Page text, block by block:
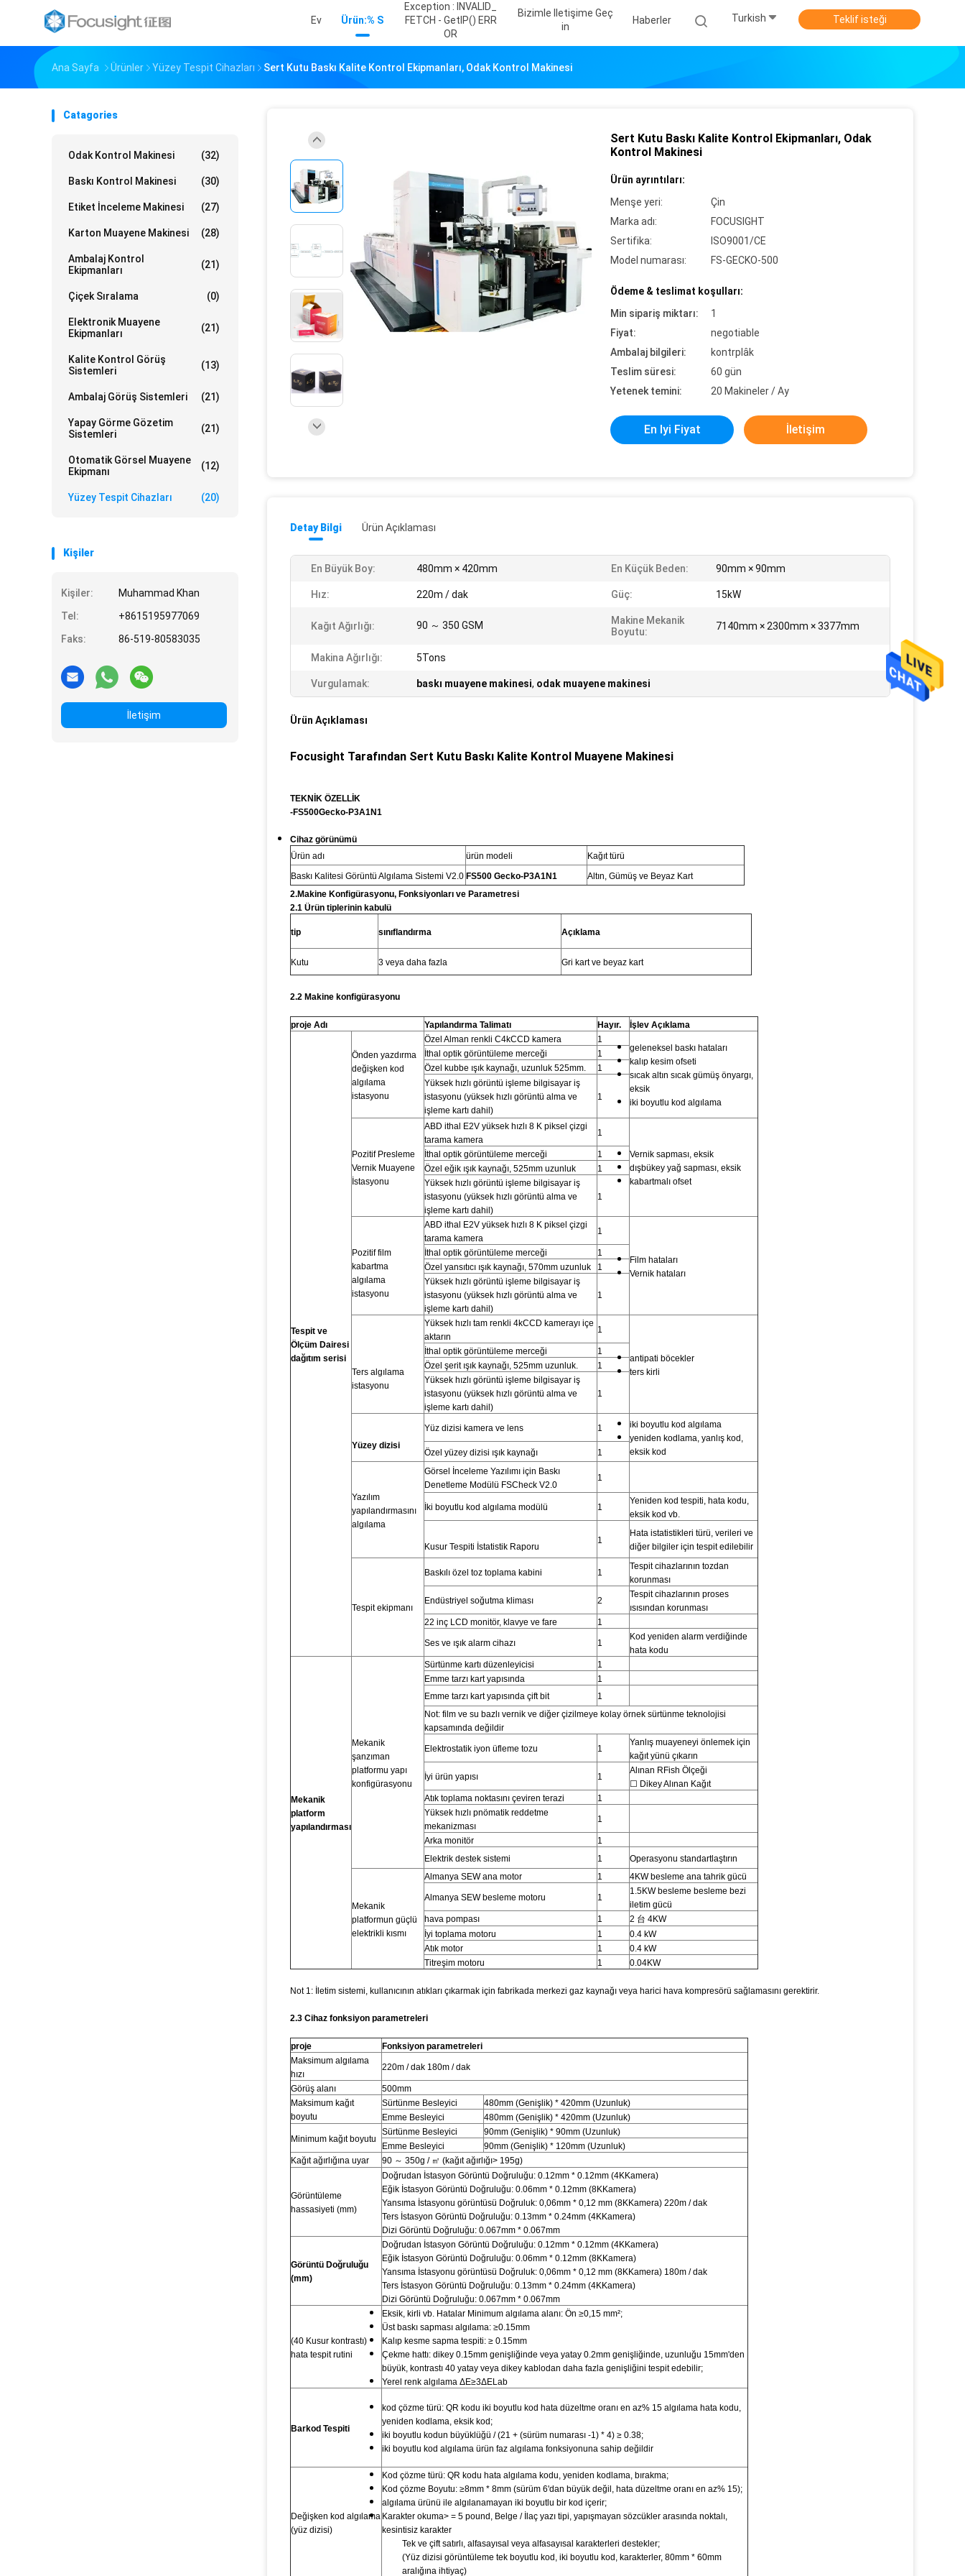
Ev Ürün:% S
Exception : INVALID_
FETCH - GetIP() ERR
OR
Bizimle Iletişime Geç
In
Haberler Turkish Teklif isteği
Ana Sayfa Ürünler Yüzey Tespit Cihazları Sert Kutu Baskı Kalite Kontrol Ekipmanları, Odak Kontrol Makinesi
Catagories
Odak Kontrol Makinesi (32)
Baskı Kontrol Makinesi (30)
Etiket İnceleme Makinesi (27)
Karton Muayene Makinesi (28)
Ambalaj Kontrol
Ekipmanları
(21)
Çiçek Sıralama (0)
Elektronik Muayene
Ekipmanları
(21)
Kalite Kontrol Görüş
Sistemleri
(13)
Ambalaj Görüş Sistemleri (21)
Yapay Görme Gözetim
Sistemleri
(21)
Otomatik Görsel Muayene
Ekipmanı
(12)
Yüzey Tespit Cihazları (20)
Kişiler
Kişiler:
Muhammad Khan
Tel:
+8615195977069
Faks:
86-519-80583035
İletişim
Sert Kutu Baskı Kalite Kontrol Ekipmanları, Odak
Kontrol Makinesi
Ürün ayrıntıları:
Menşe yeri:
Çin
Marka adı:
FOCUSIGHT
Sertifika:
ISO9001/CE
Model numarası:
FS-GECKO-500
Ödeme & teslimat koşulları:
Min sipariş miktarı:
1
Fiyat:
negotiable
Ambalaj bilgileri:
kontrplâk
Teslim süresi:
60 gün
Yetenek temini:
20 Makineler / Ay
En Iyi Fiyat İletişim
Detay Bilgi Ürün Açıklaması
En Büyük Boy: 480mm × 420mm En Küçük Beden: 90mm × 90mm
Hız: 220m / dak Güç: 15kW
Kağıt Ağırlığı: 90 ～ 350 GSM
Makine Mekanik
Boyutu:
7140mm × 2300mm × 3377mm
Makina Ağırlığı: 5Tons
Vurgulamak: baskı muayene makinesi, odak muayene makinesi
Ürün Açıklaması
Focusight Tarafından Sert Kutu Baskı Kalite Kontrol Muayene Makinesi
TEKNİK ÖZELLİK
-FS500Gecko-P3A1N1
Cihaz görünümü
Ürün adı
ürün modeli
Kağıt türü
Baskı Kalitesi Görüntü Algılama Sistemi V2.0 FS500 Gecko-P3A1N1
Altın, Gümüş ve Beyaz Kart
2.Makine Konfigürasyonu, Fonksiyonları ve Parametresi
2.1 Ürün tiplerinin kabulü
tip sınıflandırma Açıklama
Kutu 3 veya daha fazla Gri kart ve beyaz kart
2.2 Makine konfigürasyonu
proje Adı Yapılandırma Talimatı Hayır. İşlev Açıklama
Tespit ve
Ölçüm Dairesi
dağıtım serisi
Önden yazdırma
değişken kod
algılama
istasyonu
Özel Alman renkli C4kCCD kamera
1
geleneksel baskı hataları
kalıp kesim ofseti
sıcak altın sıcak gümüş önyargı,
eksik
iki boyutlu kod algılama
İthal optik görüntüleme merceği
1
Özel kubbe ışık kaynağı, uzunluk 525mm.
1
Yüksek hızlı görüntü işleme bilgisayar iş
istasyonu (yüksek hızlı görüntü alma ve
işleme kartı dahil)
1
Pozitif Presleme
Vernik Muayene
İstasyonu
ABD ithal E2V yüksek hızlı 8 K piksel çizgi
tarama kamera
1
Vernik sapması, eksik
dışbükey yağ sapması, eksik
kabartmalı ofset
İthal optik görüntüleme merceği
1
Özel eğik ışık kaynağı, 525mm uzunluk
1
Yüksek hızlı görüntü işleme bilgisayar iş
istasyonu (yüksek hızlı görüntü alma ve
işleme kartı dahil)
1
Pozitif film
kabartma
algılama
istasyonu
ABD ithal E2V yüksek hızlı 8 K piksel çizgi
tarama kamera
1
Film hataları
Vernik hataları
İthal optik görüntüleme merceği
1
Özel yansıtıcı ışık kaynağı, 570mm uzunluk
1
Yüksek hızlı görüntü işleme bilgisayar iş
istasyonu (yüksek hızlı görüntü alma ve
işleme kartı dahil)
1
Ters algılama
istasyonu
Yüksek hızlı tam renkli 4kCCD kamerayı içe
aktarın
1
antipati böcekler
ters kirli
İthal optik görüntüleme merceği
1
Özel şerit ışık kaynağı, 525mm uzunluk.
1
Yüksek hızlı görüntü işleme bilgisayar iş
istasyonu (yüksek hızlı görüntü alma ve
işleme kartı dahil)
1
Yüzey dizisi
Yüz dizisi kamera ve lens 1
iki boyutlu kod algılama
yeniden kodlama, yanlış kod,
eksik kod
Özel yüzey dizisi ışık kaynağı 1
Yazılım
yapılandırmasını
algılama
Görsel İnceleme Yazılımı için Baskı
Denetleme Modülü FSCheck V2.0
1
İki boyutlu kod algılama modülü 1
Yeniden kod tespiti, hata kodu,
eksik kod vb.
Kusur Tespiti İstatistik Raporu
1
Hata istatistikleri türü, verileri ve
diğer bilgiler için tespit edilebilir
Tespit ekipmanı
Baskılı özel toz toplama kabini 1
Tespit cihazlarının tozdan
korunması
Endüstriyel soğutma kliması 2
Tespit cihazlarının proses
ısısından korunması
22 inç LCD monitör, klavye ve fare
1
Ses ve ışık alarm cihazı 1
Kod yeniden alarm verdiğinde
hata kodu
Mekanik
platform
yapılandırması
Mekanik
şanzıman
platformu yapı
konfigürasyonu
Sürtünme kartı düzenleyicisi
1
Emme tarzı kart yapısında
1
Emme tarzı kart yapısında çift bit
1
Not: film ve su bazlı vernik ve diğer çizilmeye kolay örnek sürtünme teknolojisi
kapsamında değildir
Elektrostatik iyon üfleme tozu 1
Yanlış muayeneyi önlemek için
kağıt yünü çıkarın
İyi ürün yapısı 1
Alınan RFish Ölçeği
☐ Dikey Alınan Kağıt
Atık toplama noktasını çeviren terazi
1
Yüksek hızlı pnömatik reddetme
mekanizması
1
Arka monitör
1
Elektrik destek sistemi
1 Operasyonu standartlaştırın
Mekanik
platformun güçlü
elektrikli kısmı
Almanya SEW ana motor 1 4KW besleme ana tahrik gücü
Almanya SEW besleme motoru 1
1.5KW besleme besleme bezi
iletim gücü
hava pompası
1
2 台 4KW
İyi toplama motoru
1
0.4 kW
Atık motor
1
0.4 kW
Titreşim motoru
1 0.04KW
Not 1: İletim sistemi, kullanıcının atıkları çıkarmak için fabrikada merkezi gaz kaynağı veya harici hava kompresörü sağlamasını gerektirir.
2.3 Cihaz fonksiyon parametreleri
proje
Fonksiyon parametreleri
Maksimum algılama
hızı
220m / dak 180m / dak
Görüş alanı
500mm
Maksimum kağıt
boyutu
Sürtünme Besleyici
480mm (Genişlik) * 420mm (Uzunluk)
Emme Besleyici
480mm (Genişlik) * 420mm (Uzunluk)
Minimum kağıt boyutu
Sürtünme Besleyici
90mm (Genişlik) * 90mm (Uzunluk)
Emme Besleyici
90mm (Genişlik) * 120mm (Uzunluk)
Kağıt ağırlığına uyar
90 ～ 350g / ㎡ (kağıt ağırlığı> 195g)
Görüntüleme
hassasiyeti (mm)
Doğrudan İstasyon Görüntü Doğruluğu: 0.12mm * 0.12mm (4KKamera)
Eğik İstasyon Görüntü Doğruluğu: 0.06mm * 0.12mm (8KKamera)
Yansıma İstasyonu görüntüsü Doğruluk: 0,06mm * 0,12 mm (8KKamera) 220m / dak
Ters İstasyon Görüntü Doğruluğu: 0.13mm * 0.24mm (4KKamera)
Dizi Görüntü Doğruluğu: 0.067mm * 0.067mm
Görüntü Doğruluğu
(mm)
Doğrudan İstasyon Görüntü Doğruluğu: 0.12mm * 0.12mm (4KKamera)
Eğik İstasyon Görüntü Doğruluğu: 0.06mm * 0.12mm (8KKamera)
Yansıma İstasyonu görüntüsü Doğruluk: 0,06mm * 0,12 mm (8KKamera) 180m / dak
Ters İstasyon Görüntü Doğruluğu: 0.13mm * 0.24mm (4KKamera)
Dizi Görüntü Doğruluğu: 0.067mm * 0.067mm
(40 Kusur kontrastı)
hata tespit rutini
Eksik, kirli vb. Hatalar Minimum algılama alanı: Ön ≥0,15 mm²;
Üst baskı sapması algılama: ≥0.15mm
Kalıp kesme sapma tespiti: ≥ 0.15mm
Çekme hattı: dikey 0.15mm genişliğinde veya yatay 0.2mm genişliğinde, uzunluğu 15mm'den
büyük, kontrastı 40 yatay veya dikey kablodan daha fazla genişliğini tespit edebilir;
Yerel renk algılama ΔE≥3ΔELab
Barkod Tespiti
kod çözme türü: QR kodu iki boyutlu kod hata düzeltme oranı en az% 15 algılama hata kodu,
yeniden kodlama, eksik kod;
iki boyutlu kodun büyüklüğü / (21 + (sürüm numarası -1) * 4) ≥ 0.38;
iki boyutlu kod algılama ürün faz algılama fonksiyonuna sahip değildir
Değişken kod algılama
(yüz dizisi)
Kod çözme türü: QR kodu hata algılama kodu, yeniden kodlama, bırakma;
Kod çözme Boyutu: ≥8mm * 8mm (sürüm 6'dan büyük değil, hata düzeltme oranı en az% 15);
algılama ürünü ile algılanamayan iki boyutlu bir kod içerir;
Karakter okuma> = 5 pound, Belge / İlaç yazı tipi, yapışmayan sözcükler arasında noktalı,
kesintisiz karakter
Tek ve çift satırlı, alfasayısal veya alfasayısal karakterleri destekler;
(Yüz dizisi görüntüleme tek boyutlu kod, iki boyutlu kod, karakterler, 80mm * 60mm
aralığına ihtiyaç)